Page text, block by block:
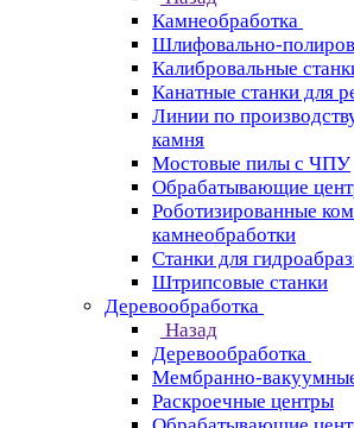
Камнеобработка
Шлифовально-
Калибровальные
Канатные станки для
Линии по
камня
Мостовые пилы с ЧПУ
Обрабатывающие
Роботизированные
камнеобработки
Станки для
Штрипсовые станки
Деревообработка
Назад
Деревообработка
Мембранно-
Раскроечные центры